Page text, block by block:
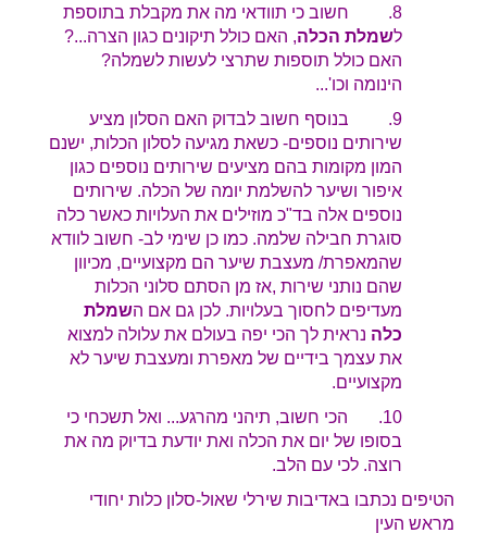
8. חשוב כי תוודאי מה את מקבלת בתוספת
לשמלת הכלה, האם כולל תיקונים כגון הצרה...?
האם כולל תוספות שתרצי לעשות לשמלה?
הינומה וכו'...
9. בנוסף חשוב לבדוק האם הסלון מציע
שירותים נוספים- כשאת מגיעה לסלון הכלות, ישנם
המון מקומות בהם מציעים שירותים נוספים כגון
איפור ושיער להשלמת יומה של הכלה. שירותים
נוספים אלה בד"כ מוזילים את העלויות כאשר כלה
סוגרת חבילה שלמה. כמו כן שימי לב- חשוב לוודא
שהמאפרת/ מעצבת שיער הם מקצועיים, מכיוון
שהם נותני שירות ,אז מן הסתם סלוני הכלות
מעדיפים לחסוך בעלויות. לכן גם אם השמלת
כלה נראית לך הכי יפה בעולם את עלולה למצוא
את עצמך בידיים של מאפרת ומעצבת שיער לא
מקצועיים.
10. הכי חשוב, תיהני מהרגע... ואל תשכחי כי
בסופו של יום את הכלה ואת יודעת בדיוק מה את
רוצה. לכי עם הלב.
הטיפים נכתבו באדיבות שירלי שאול-סלון כלות יחודי
מראש העין